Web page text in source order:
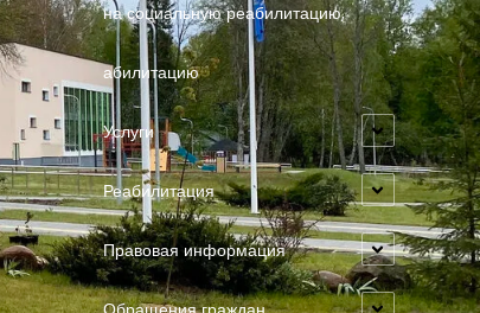
на социальную реабилитацию,
абилитацию
Услуги
Реабилитация
Правовая информация